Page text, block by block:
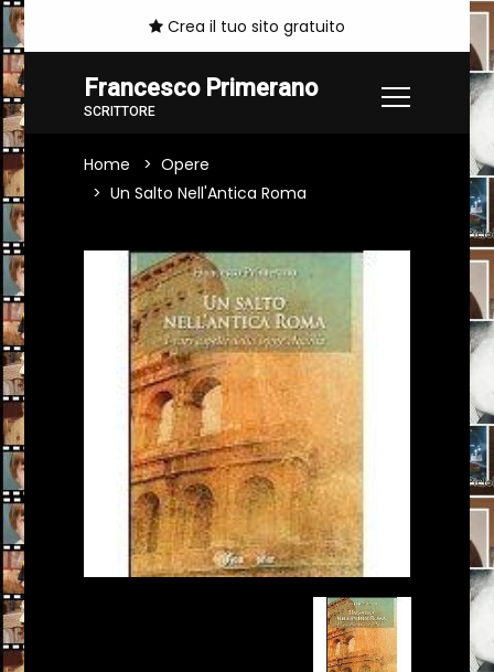
Crea il tuo sito gratuito
Francesco Primerano
SCRITTORE
Home
Opere
Un Salto Nell'Antica Roma